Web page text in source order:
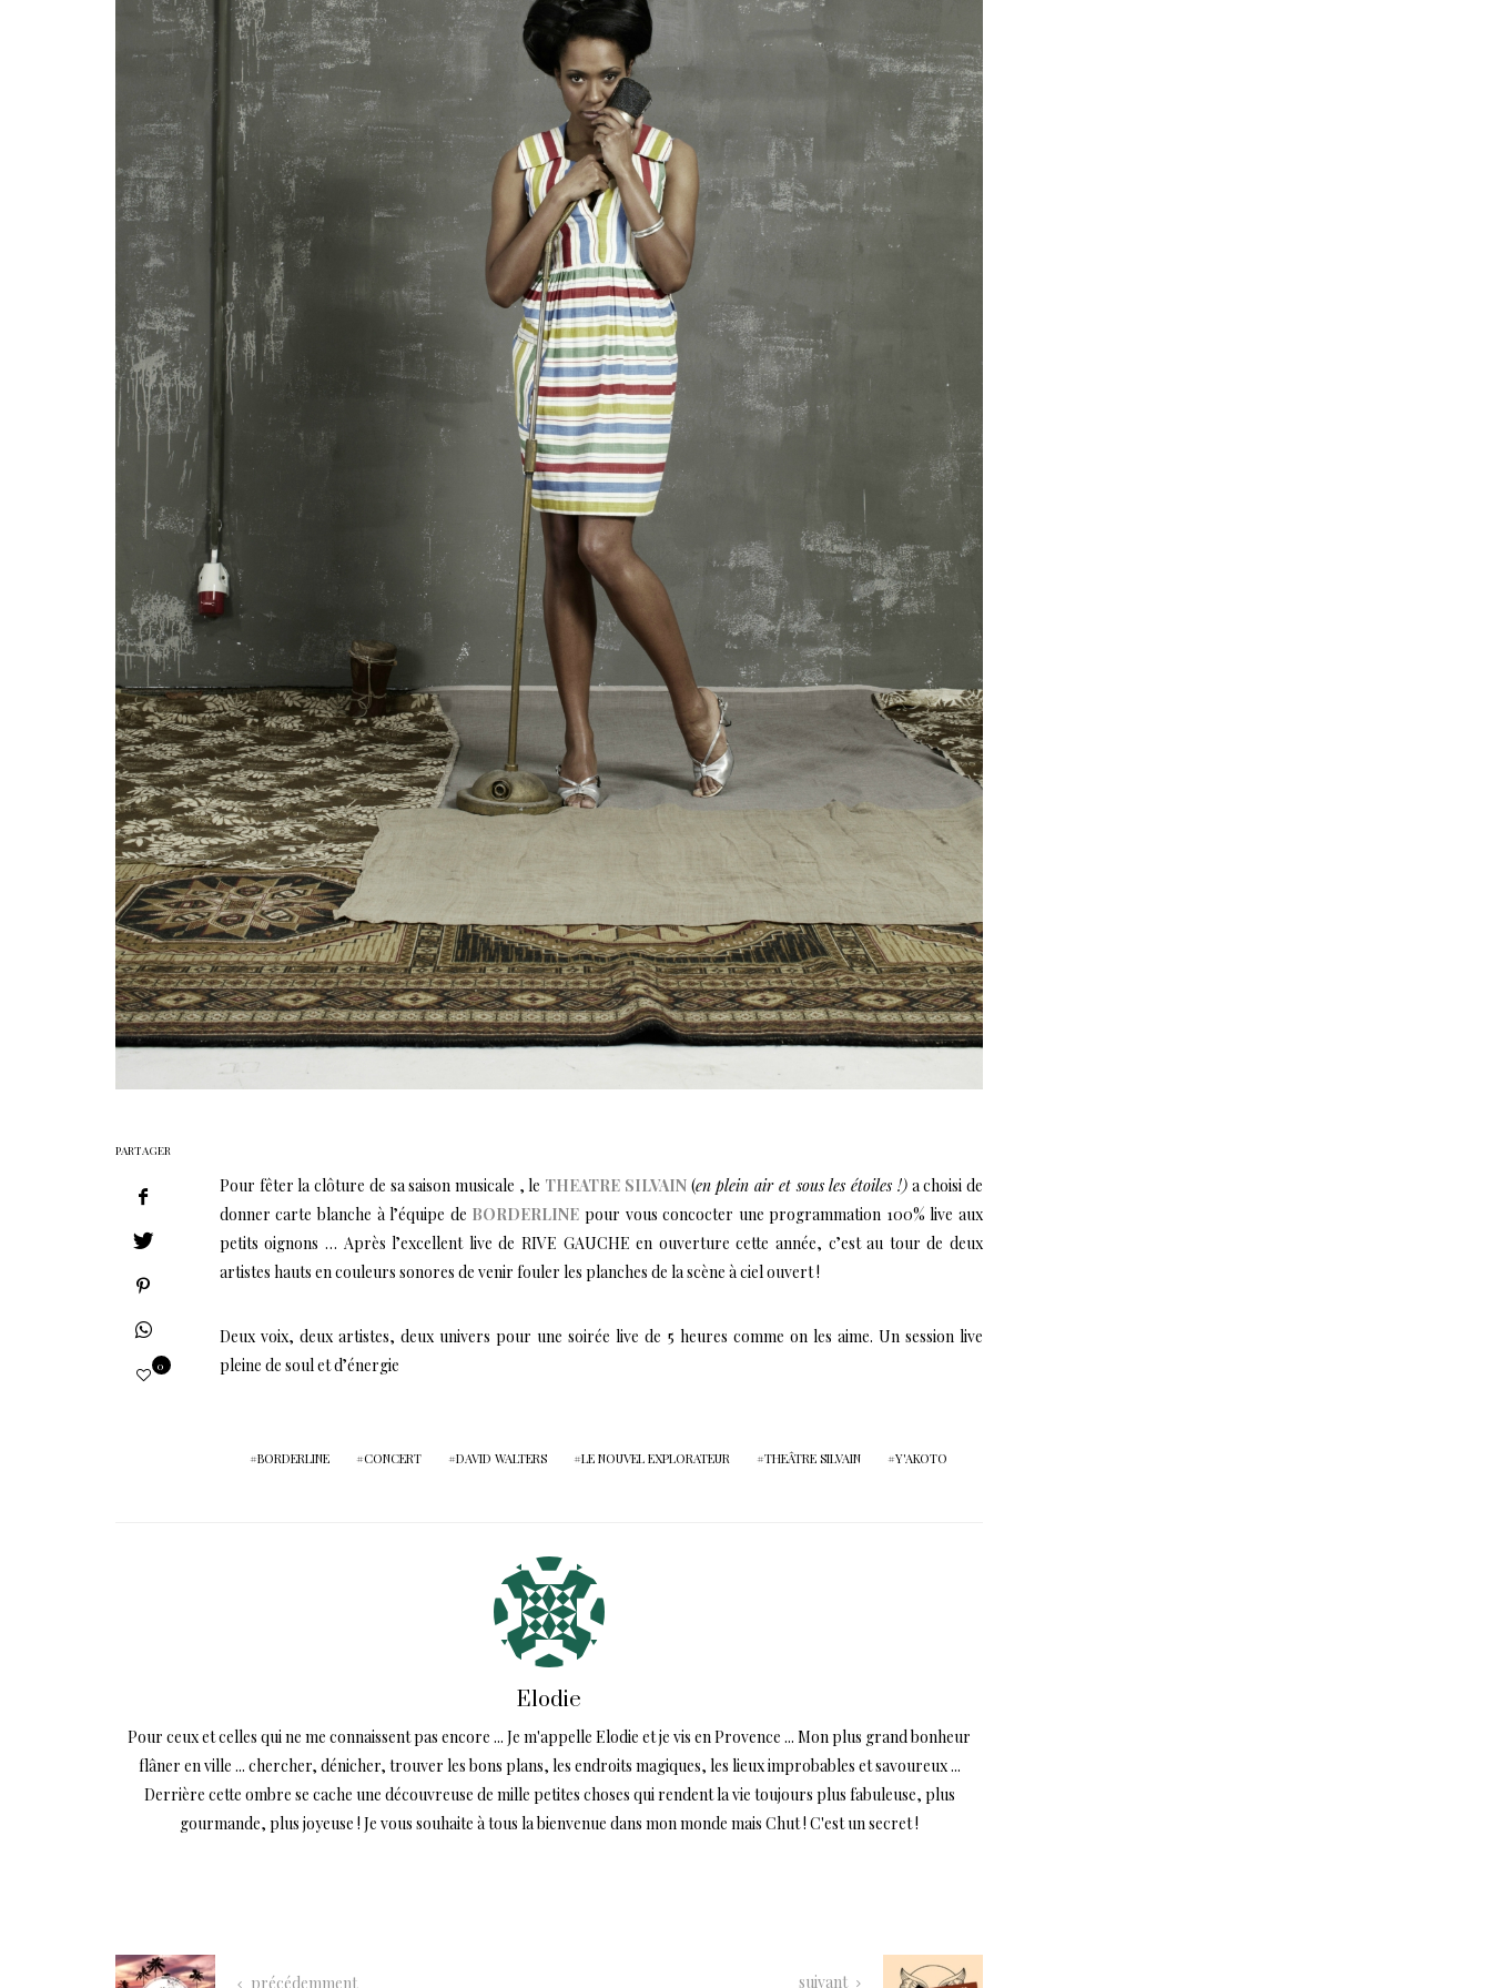
PARTAGER
0
Pour fêter la clôture de sa saison musicale , le THEATRE SILVAIN(en plein air et sous les étoiles !)a choisi de
donner carte blanche à l’équipe de BORDERLINE pour vous concocter une programmation 100% live aux
petits oignons … Après l’excellent live de RIVE GAUCHE en ouverture cette année, c’est au tour de deux
artistes hauts en couleurs sonores de venir fouler les planches de la scène à ciel ouvert !
Deux voix, deux artistes, deux univers pour une soirée live de 5 heures comme on les aime. Un session live
pleine de soul et d’énergie
BORDERLINE CONCERT DAVID WALTERS LE NOUVEL EXPLORATEUR THEÂTRE SILVAIN Y'AKOTO
Elodie
Pour ceux et celles qui ne me connaissent pas encore ... Je m'appelle Elodie et je vis en Provence ... Mon plus grand bonheur
flâner en ville ... chercher, dénicher, trouver les bons plans, les endroits magiques, les lieux improbables et savoureux ...
Derrière cette ombre se cache une découvreuse de mille petites choses qui rendent la vie toujours plus fabuleuse, plus
gourmande, plus joyeuse ! Je vous souhaite à tous la bienvenue dans mon monde mais Chut ! C'est un secret !
précédemment suivant